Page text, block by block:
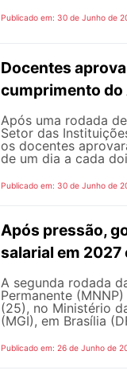
Publicado em: 30 de Junho de
Docentes
cumprimento do
Após uma rodada
Setor das
os docentes
de um dia a cada
Publicado em: 30 de Junho de
Após pressão,
salarial em 2027
A segunda rodada
Permanente
(25), no Ministério
(MGI), em Brasília
Publicado em: 26 de Junho de